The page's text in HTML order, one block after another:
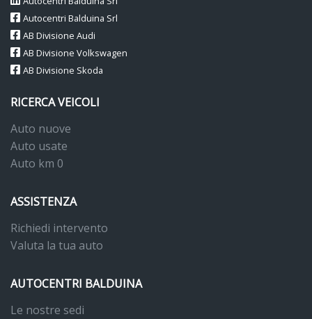
Autocentri Balduina Srl
AB Divisione Audi
AB Divisione Volkswagen
AB Divisione Skoda
RICERCA VEICOLI
Auto nuove
Auto usate
Auto km 0
ASSISTENZA
Richiedi intervento
Valuta la tua auto
AUTOCENTRI BALDUINA
Le nostre sedi